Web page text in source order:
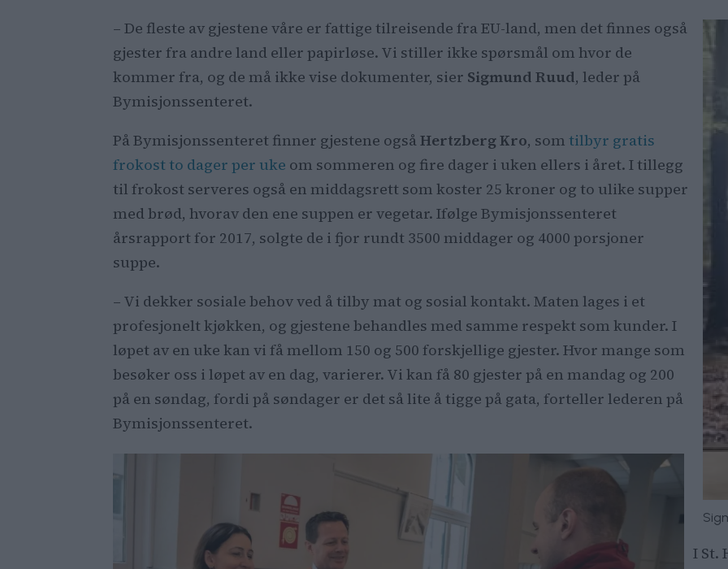
– De fleste av gjestene våre er fattige tilreisende fra EU-land, men det finnes også
gjester fra andre land eller papirløse. Vi stiller ikke spørsmål om hvor de
kommer fra, og de må ikke vise dokumenter, sier Sigmund Ruud, leder på
Bymisjonssenteret.
På Bymisjonssenteret finner gjestene ogsåHertzberg Kro, somtilbyr gratis
frokost to dager per uke om sommeren og fire dager i uken ellers i året. I tillegg
til frokost serveres også en middagsrett som koster 25 kroner og to ulike supper
med brød, hvorav den ene suppen er vegetar. Ifølge Bymisjonssenteret
årsrapport for 2017, solgte de i fjor rundt 3500 middager og 4000 porsjoner
suppe.
– Vi dekker sosiale behov ved å tilby mat og sosial kontakt. Maten lages i et
profesjonelt kjøkken, og gjestene behandles med samme respekt som kunder. I
løpet av en uke kan vi få mellom 150 og 500 forskjellige gjester. Hvor mange som
besøker oss i løpet av en dag, varierer. Vi kan få 80 gjester på en mandag og 200
på en søndag, fordi på søndager er det så lite å tigge på gata, forteller lederen på
Bymisjonssenteret.
I St.